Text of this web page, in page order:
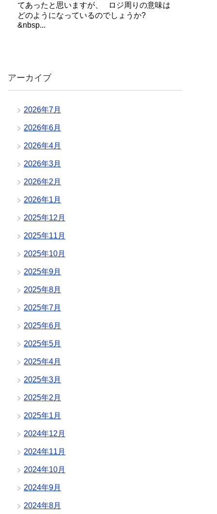
てあったと思いますが、 ロジ周りの意味は
どのようになっているのでしょうか?
&nbsp...
アーカイブ
2026年7月
2026年6月
2026年4月
2026年3月
2026年2月
2026年1月
2025年12月
2025年11月
2025年10月
2025年9月
2025年8月
2025年7月
2025年6月
2025年5月
2025年4月
2025年3月
2025年2月
2025年1月
2024年12月
2024年11月
2024年10月
2024年9月
2024年8月